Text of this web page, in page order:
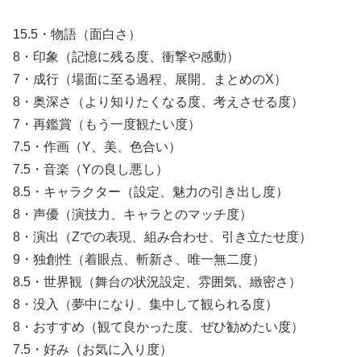
15.5・物語（面白さ）
8・印象（記憶に残る度、衝撃や感動）
7・成行（場面に至る過程、展開、まとめのX）
8・奥深さ（より知りたくなる度、考えさせる度）
7・再鑑賞（もう一度観たい度）
7.5・作画（Y、美、色合い）
7.5・音楽（Yの良し悪し）
8.5・キャラクター（設定、魅力の引き出し度）
8・声優（演技力、キャラとのマッチ度）
8・演出（Zでの表現、組み合わせ、引き立たせ度）
9・独創性（着眼点、斬新さ、唯一無二度）
8.5・世界観（舞台の状況設定、雰囲気、緻密さ）
8・没入（夢中になり、集中して観られる度）
8・おすすめ（観て良かった度、ぜひ勧めたい度）
7.5・好み（お気に入り度）